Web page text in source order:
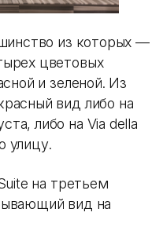
из которых —
цветовых
и зеленой. Из
вид либо на
либо на Via della
улицу.
на третьем
вид на